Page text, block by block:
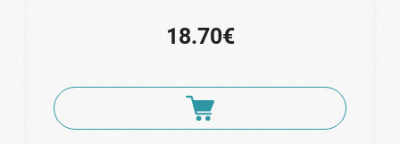
18.70€